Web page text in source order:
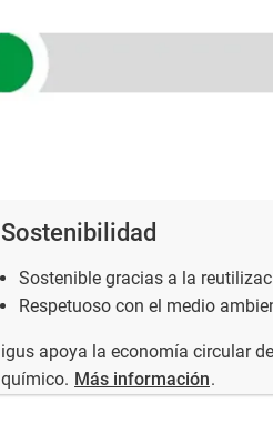
Sostenibilidad
Sostenible gracias a la
Respetuoso con el medio
igus apoya la economía circular
químico. Más información.